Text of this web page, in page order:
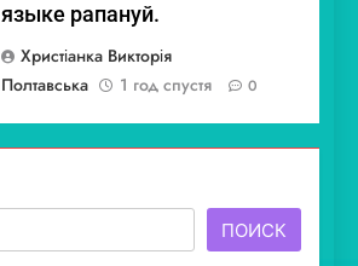
языке рапануй.
Христіанка Викторія
Полтавська
1 год спустя 0
ПОИСК